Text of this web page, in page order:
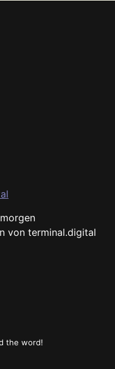
von terminal.digital
the word!